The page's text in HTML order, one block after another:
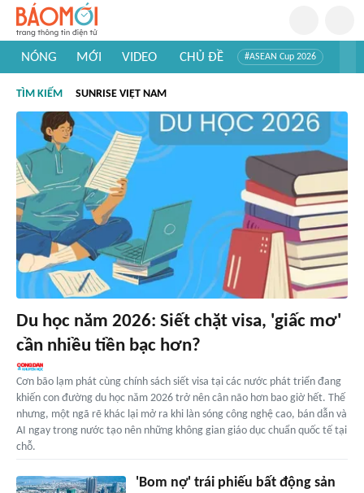
NÓNG MỚI VIDEO CHỦ ĐỀ #ASEAN Cup 2026
#Khám phá thế giới
TÌM KIẾM SUNRISE VIỆT NAM
Du học năm 2026: Siết chặt visa, 'giấc mơ'
cần nhiều tiền bạc hơn?
Cơn bão lạm phát cùng chính sách siết visa tại các nước phát triển đang
khiến con đường du học năm 2026 trở nên cân não hơn bao giờ hết. Thế
nhưng, một ngã rẽ khác lại mở ra khi làn sóng công nghệ cao, bán dẫn và
AI ngay trong nước tạo nên những không gian giáo dục chuẩn quốc tế tại
chỗ.
'Bom nợ' trái phiếu bất động sản